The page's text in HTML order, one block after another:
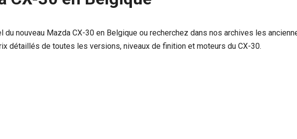
du nouveau Mazda CX-30 en Belgique ou recherchez dans nos archives les
détaillés de toutes les versions, niveaux de finition et moteurs du CX-30.